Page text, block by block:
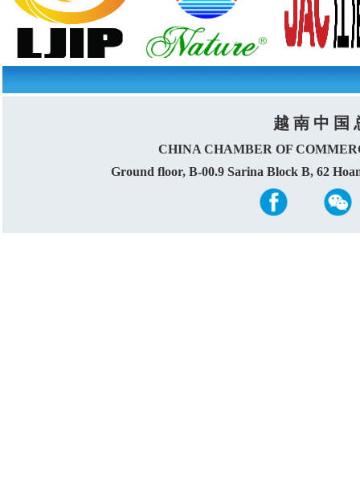
越 南 中 国
CHINA CHAMBER OF
Ground floor, B-00.9 Sarina Block B, 62